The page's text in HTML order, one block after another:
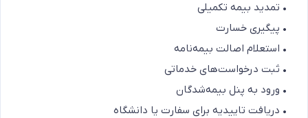
• تمدید بیمه تکمیلی
• پیگیری خسارت
• استعلام اصالت بیمه‌نامه
• ثبت درخواست‌های خدماتی
• ورود به پنل بیمه‌شدگان
• دریافت تاییدیه برای سفارت یا دانشگاه